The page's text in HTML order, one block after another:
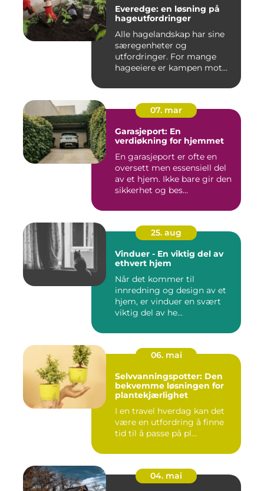
Everedge: en løsning på
hageutfordringer
Alle hagelandskap har sine
særegenheter og
utfordringer. For mange
hageeiere er kampen mot
07. mar
Garasjeport: En
verdiøkning for hjemmet
En garasjeport er ofte en
oversett men essensiell del
av et hjem. Ikke bare gir den
sikkerhet og bes...
25. aug
Vinduer - En viktig del av
ethvert hjem
Når det kommer til
innredning og design av et
hjem, er vinduer en svært
viktig del av he...
06. mai
Selvvanningspotter: Den
bekvemme løsningen for
plantekjærlighet
I en travel hverdag kan det
være en utfordring å finne
tid til å passe på pl...
04. mai